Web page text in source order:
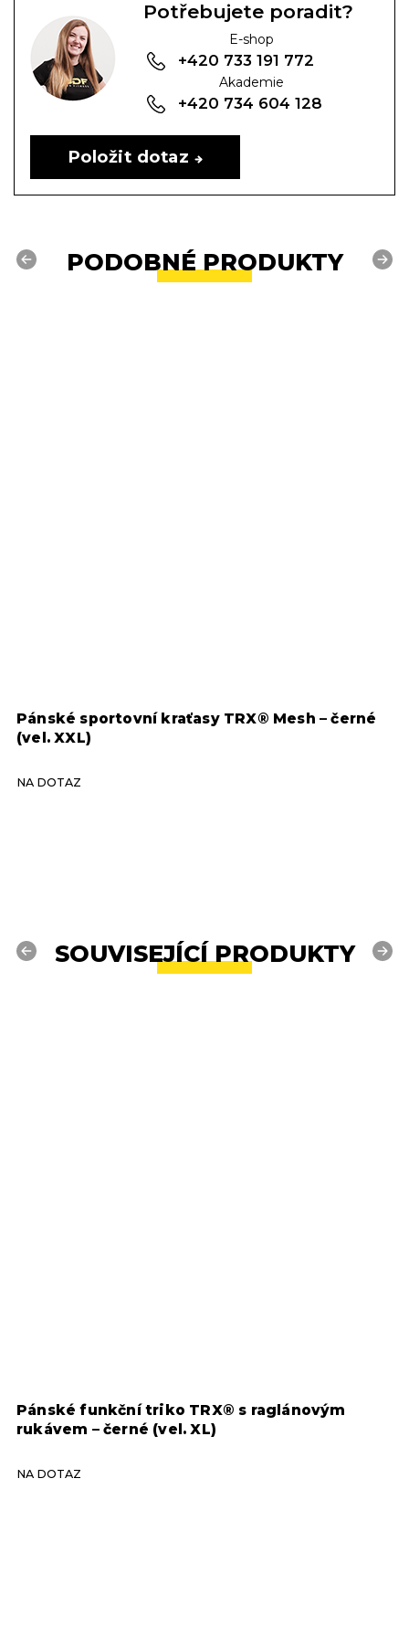
Potřebujete poradit?
E-shop
+420 733 191 772
Akademie
+420 734 604 128
Položit dotaz
PODOBNÉ PRODUKTY
Previous
Pánské sportovní kraťasy TRX® Mesh – černé
(vel. XXL)
NA DOTAZ
Next
SOUVISEJÍCÍ PRODUKTY
Previous
funkční triko TRX® s raglánovým
– černé (vel. XL)
Next